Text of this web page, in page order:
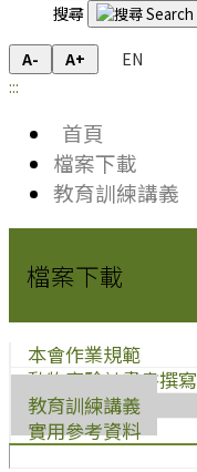
搜尋
A- A+
EN
:::
首頁
檔案下載
教育訓練講義
檔案下載
本會作業規範
動物實驗計畫書撰寫
教育訓練講義
實用參考資料